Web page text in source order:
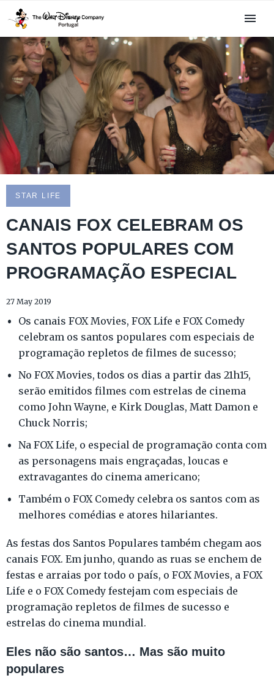
STAR LIFE
CANAIS FOX CELEBRAM OS
SANTOS POPULARES COM
PROGRAMAÇÃO ESPECIAL
27 May 2019
Os canais FOX Movies, FOX Life e FOX Comedy
celebram os santos populares com especiais de
programação repletos de filmes de sucesso;
No FOX Movies, todos os dias a partir das 21h15,
serão emitidos filmes com estrelas de cinema
como John Wayne, e Kirk Douglas, Matt Damon e
Chuck Norris;
Na FOX Life, o especial de programação conta com
as personagens mais engraçadas, loucas e
extravagantes do cinema americano;
Também o FOX Comedy celebra os santos com as
melhores comédias e atores hilariantes.
As festas dos Santos Populares também chegam aos
canais FOX. Em junho, quando as ruas se enchem de
festas e arraias por todo o país, o FOX Movies, a FOX
Life e o FOX Comedy festejam com especiais de
programação repletos de filmes de sucesso e
estrelas do cinema mundial.
Eles não são santos… Mas são muito
populares